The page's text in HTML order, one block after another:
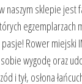
naszym sklepie jest
egzemplarzach
Rower miejski
wygodę oraz
i tył, osłona